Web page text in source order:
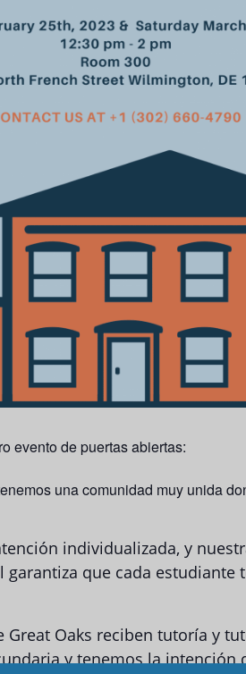
evento de puertas abiertas:
una comunidad muy unida
individualizada, y
que cada estudiante
Great Oaks reciben tutoría y
y tenemos la intención